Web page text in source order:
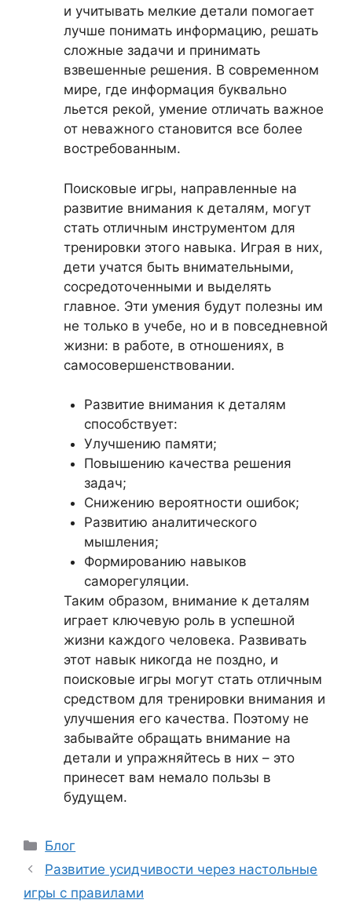
и учитывать мелкие детали помогает
лучше понимать информацию, решать
сложные задачи и принимать
взвешенные решения. В современном
мире, где информация буквально
льется рекой, умение отличать важное
от неважного становится все более
востребованным.
Поисковые игры, направленные на
развитие внимания к деталям, могут
стать отличным инструментом для
тренировки этого навыка. Играя в них,
дети учатся быть внимательными,
сосредоточенными и выделять
главное. Эти умения будут полезны им
не только в учебе, но и в повседневной
жизни: в работе, в отношениях, в
самосовершенствовании.
Развитие внимания к деталям
способствует:
Улучшению памяти;
Повышению качества решения
задач;
Снижению вероятности ошибок;
Развитию аналитического
мышления;
Формированию навыков
саморегуляции.
Таким образом, внимание к деталям
играет ключевую роль в успешной
жизни каждого человека. Развивать
этот навык никогда не поздно, и
поисковые игры могут стать отличным
средством для тренировки внимания и
улучшения его качества. Поэтому не
забывайте обращать внимание на
детали и упражняйтесь в них – это
принесет вам немало пользы в
будущем.
Рубрики
Блог
Развитие усидчивости через настольные
игры с правилами